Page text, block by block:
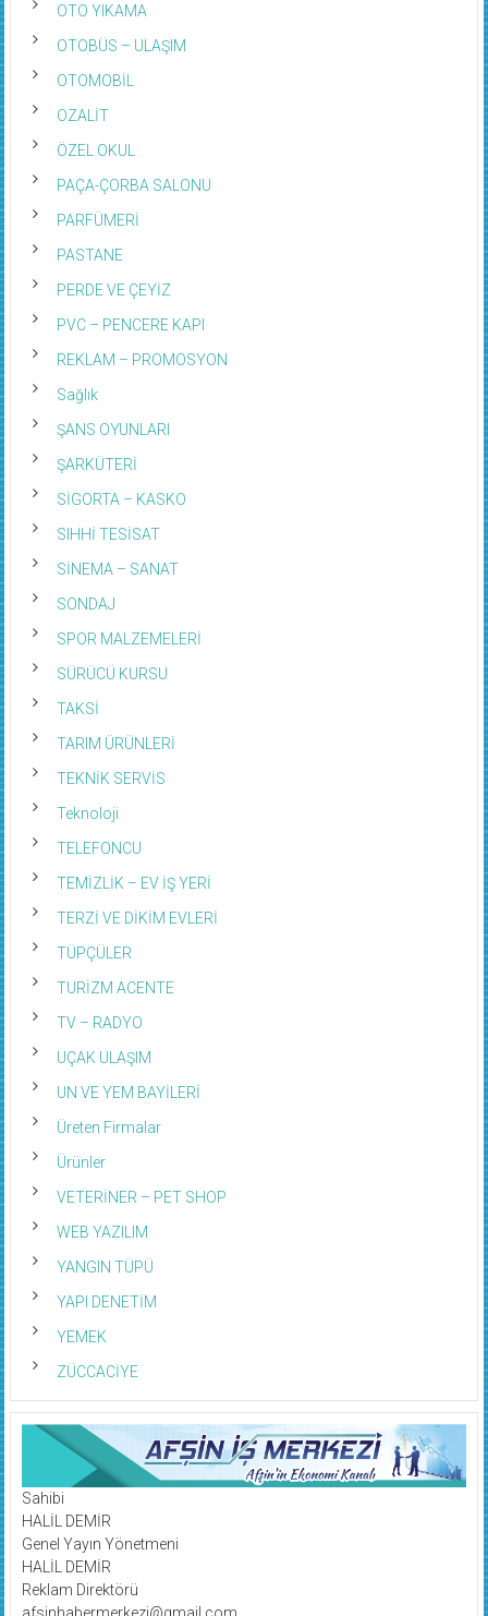
OTO YIKAMA
OTOBÜS – ULAŞIM
OTOMOBİL
OZALİT
ÖZEL OKUL
PAÇA-ÇORBA SALONU
PARFÜMERİ
PASTANE
PERDE VE ÇEYİZ
PVC – PENCERE KAPI
REKLAM – PROMOSYON
Sağlık
ŞANS OYUNLARI
ŞARKÜTERİ
SİGORTA – KASKO
SIHHİ TESİSAT
SİNEMA – SANAT
SONDAJ
SPOR MALZEMELERİ
SÜRÜCÜ KURSU
TAKSİ
TARIM ÜRÜNLERİ
TEKNİK SERVİS
Teknoloji
TELEFONCU
TEMİZLİK – EV İŞ YERİ
TERZİ VE DİKİM EVLERİ
TÜPÇÜLER
TURİZM ACENTE
TV – RADYO
UÇAK ULAŞIM
UN VE YEM BAYİLERİ
Üreten Firmalar
Ürünler
VETERİNER – PET SHOP
WEB YAZILIM
YANGIN TÜPÜ
YAPI DENETİM
YEMEK
ZÜCCACİYE
Sahibi
HALİL DEMİR
Genel Yayın Yönetmeni
HALİL DEMİR
Reklam Direktörü